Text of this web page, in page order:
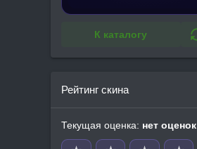
К каталогу
Рейтинг скина
Текущая оценка: нет оценок